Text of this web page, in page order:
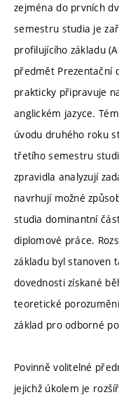
zejména do prvních
semestru studia je
profilujícího základu
předmět Prezentační
prakticky připravuje
anglickém jazyce.
úvodu druhého roku
třetího semestru
zpravidla analyzují
navrhují možné
studia dominantní
diplomové práce.
základu byl stanoven
dovednosti získané
teoretické
základ pro odborné
Povinně volitelné
jejichž úkolem je